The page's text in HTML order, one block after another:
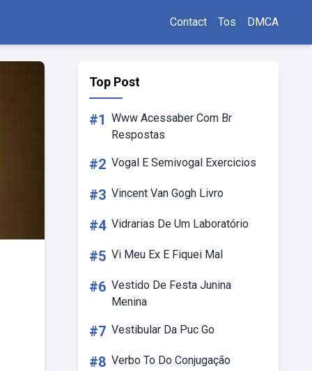
Contact Tos DMCA
Top Post
#1 Www Acessaber Com Br
Respostas
#2 Vogal E Semivogal Exercicios
#3 Vincent Van Gogh Livro
#4 Vidrarias De Um Laboratório
#5 Vi Meu Ex E Fiquei Mal
#6 Vestido De Festa Junina
Menina
#7 Vestibular Da Puc Go
#8 Verbo To Do Conjugação